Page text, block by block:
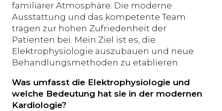
familiärer Atmosphäre. Die moderne
Ausstattung und das kompetente Team
tragen zur hohen Zufriedenheit der
Patienten bei. Mein Ziel ist es, die
Elektrophysiologie auszubauen und neue
Behandlungsmethoden zu etablieren.
Was umfasst die Elektrophysiologie und
welche Bedeutung hat sie in der modernen
Kardiologie?